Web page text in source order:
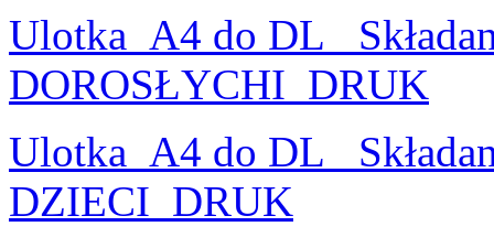
Ulotka_A4 do DL_
DOROSŁYCHI_DRUK
Ulotka_A4 do DL_
DZIECI_DRUK